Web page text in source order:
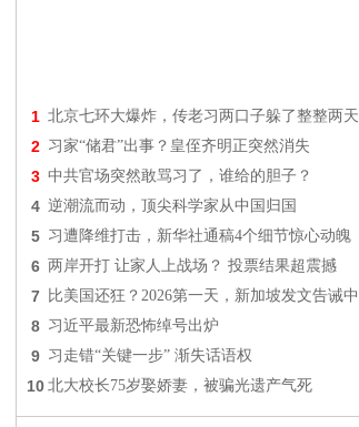
1 北京七环大爆炸，传老习两口子躲了整整两天
2 习家“储君”出事？皇侄齐明正突然消失
3 中共官场突然敢骂习了，谁给的胆子？
4 逆潮流而动，顶尖科学家从中国归国
5 习遭降维打击，新华社通稿4个细节惊心动魄
6 两岸开打 让家人上战场？ 投票结果超震撼
7 比美国还狂？2026第一天，新加坡发文告诫中
8 习近平最新恐怖绰号出炉
9 习走错“关键一步” 渐失话语权
10 北大校长75岁娶娇妻，被骗光遗产气死